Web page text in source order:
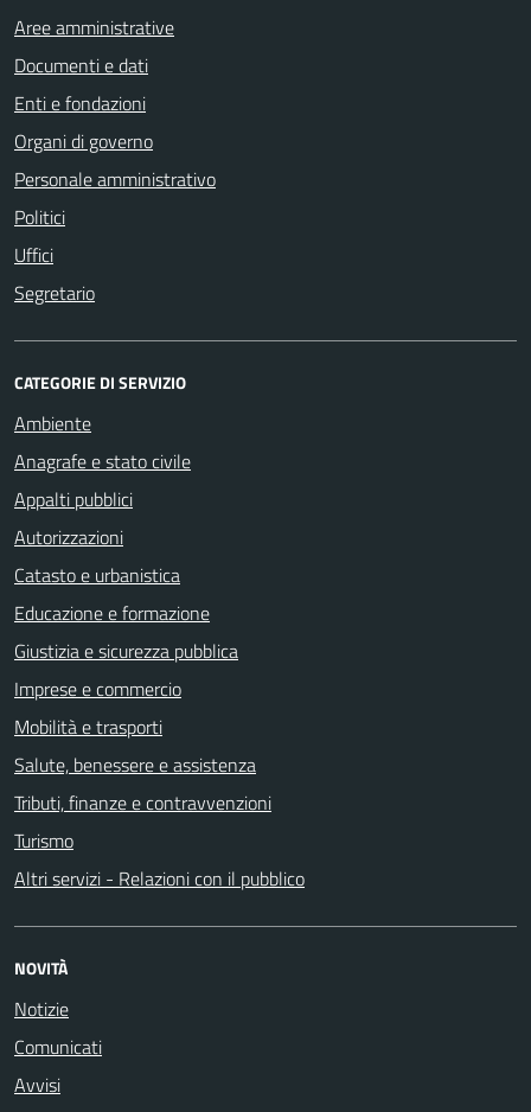
Aree amministrative
Documenti e dati
Enti e fondazioni
Organi di governo
Personale amministrativo
Politici
Uffici
Segretario
CATEGORIE DI SERVIZIO
Ambiente
Anagrafe e stato civile
Appalti pubblici
Autorizzazioni
Catasto e urbanistica
Educazione e formazione
Giustizia e sicurezza pubblica
Imprese e commercio
Mobilità e trasporti
Salute, benessere e assistenza
Tributi, finanze e contravvenzioni
Turismo
Altri servizi - Relazioni con il pubblico
NOVITÀ
Notizie
Comunicati
Avvisi